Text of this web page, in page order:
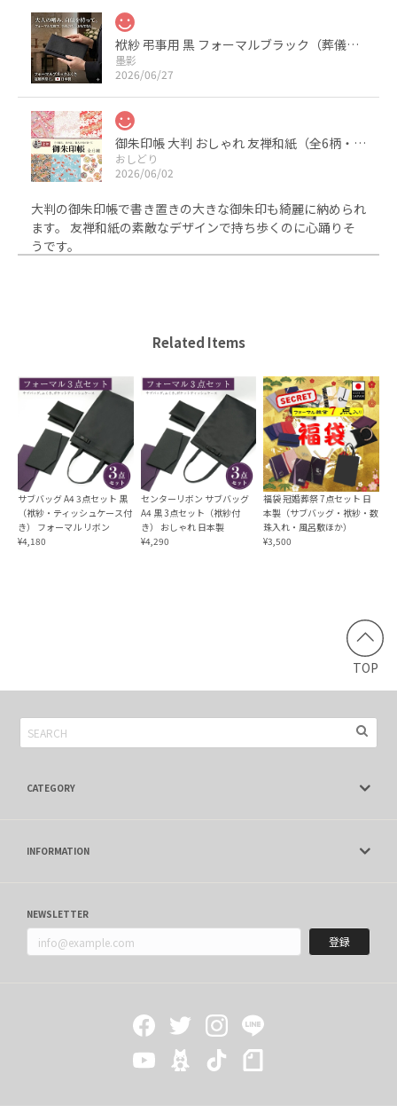
袱紗 弔事用 黒 フォーマルブラック（葬儀・葬式・法事用） サテン 日本製
墨影
2026/06/27
御朱印帳 大判 おしゃれ 友禅和紙（全6柄・京都製・裏写りしにくい）
おしどり
2026/06/02
大判の御朱印帳で書き置きの大きな御朱印も綺麗に納められ
ます。 友禅和紙の素敵なデザインで持ち歩くのに心踊りそ
うです。
ちりめんふくさ 深紫
2024/05/17
本日無事に受け取りました。今まで使っていたものは台付の
袱紗でしたが、このタイプもとても便利だと思いますので購
入しました。ありがとうございました💞☺️
18日購入 → 19日商品到着。早っ！！w 最初は不安でした
が調べてみると、まぁまぁ有名な袱紗のメーカーみたいでし
たので安心しました。商品についてデザインは自分好みのス
した。満足ですありがとうございました
Related Items
サブバッグ A4 3点セット 黒
（袱紗・ティッシュケース付
き） フォーマル リボン
¥4,180
センターリボン サブバッグ
A4 黒 3点セット（袱紗付
き） おしゃれ 日本製
¥4,290
福袋 冠婚葬祭 7点セット 日
本製（サブバッグ・袱紗・数
珠入れ・風呂敷ほか）
¥3,500
TOP
CATEGORY
INFORMATION
NEWSLETTER
登録